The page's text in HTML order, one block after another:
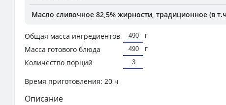
Масло сливочное 82,5% жирности, традиционное (в
Общая масса ингредиентов
г
Масса готового блюда
г
Количество порций
Время приготовления: 20 ч
Описание